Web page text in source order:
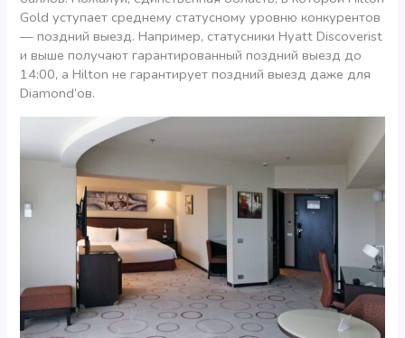
Gold уступает среднему статусному уровню конкурентов
— поздний выезд. Например, статусники Hyatt Discoverist
и выше получают гарантированный поздний выезд до
14:00, а Hilton не гарантирует поздний выезд даже для
Diamond’ов.